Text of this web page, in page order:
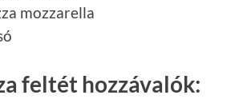
mozzarella
feltét hozzávalók: